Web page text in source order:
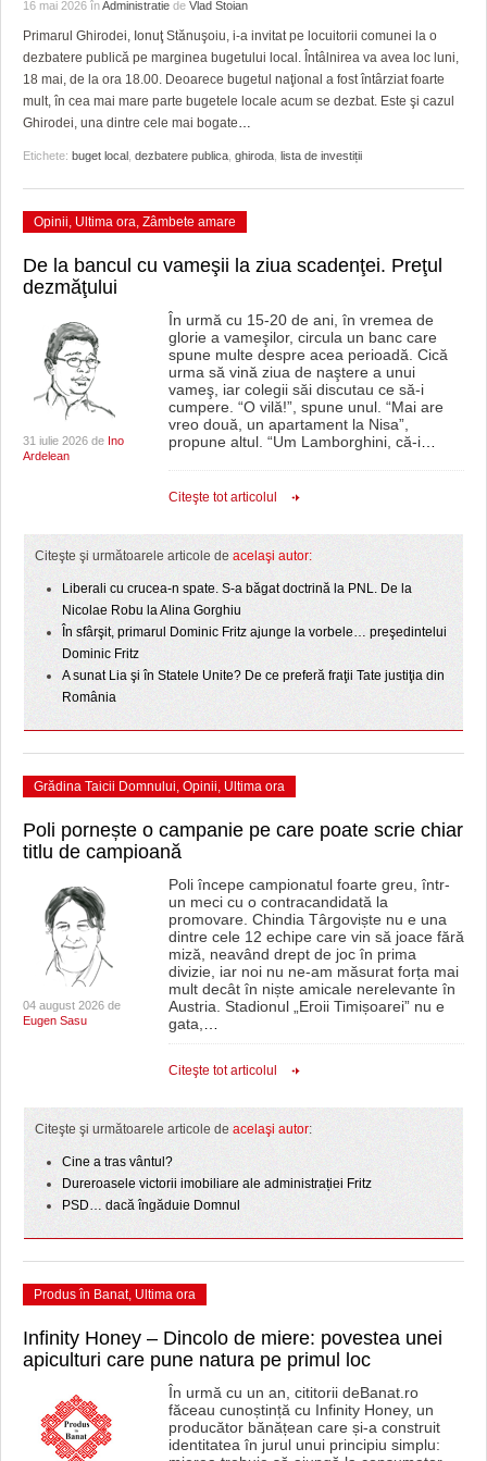
GRĂDINA TAICII DOMNULUI
ZIARISTU’ DE TERASĂ
CU OIŞTEA-N KIERKEGAARD
CRONICĂ DE FILM
UNDE MERGEM
FILME DOCUMENTARE
ACCIDENTE
ANUNŢURI
INFO SI UTILE
JUSTITIE
FILME DOCUMENTARE
CLIPURI VIDEO
JOCURI ONLINE
DIVERSE
FARMACII DIN TIMIŞOARA
HARTA TIMIŞOAREI
LICEE, ŞCOLI ŞI GRĂDINIŢE DIN TIMIŞ
PRIMĂRIILE DIN TIMIŞ
SFATUL MEDICULUI
SFATURI JURIDICE
16 mai 2026 înAdministratie de Vlad Stoian
Primarul Ghirodei, Ionuţ Stănuşoiu, i-a invitat pe locuitorii comunei la o
dezbatere publică pe marginea bugetului local. Întâlnirea va avea loc luni,
18 mai, de la ora 18.00. Deoarece bugetul naţional a fost întârziat foarte
mult, în cea mai mare parte bugetele locale acum se dezbat. Este şi cazul
Ghirodei, una dintre cele mai bogate…
Etichete: buget local dezbatere publica ghiroda lista de investiții
Opinii, Ultima ora, Zâmbete amare
De la bancul cu vameşii la ziua scadenţei. Preţul
dezmăţului
31 iulie 2026 de Ino
Ardelean
În urmă cu 15-20 de ani, în vremea de
glorie a vameşilor, circula un banc care
spune multe despre acea perioadă. Cică
urma să vină ziua de naştere a unui
vameş, iar colegii săi discutau ce să-i
cumpere. “O vilă!”, spune unul. “Mai are
vreo două, un apartament la Nisa”,
propune altul. “Um Lamborghini, că-i…
Citeşte tot articolul
Citeşte şi următoarele articole de acelaşi autor:
Liberali cu crucea-n spate. S-a băgat doctrină la PNL. De la
Nicolae Robu la Alina Gorghiu
În sfârşit, primarul Dominic Fritz ajunge la vorbele… preşedintelui
Dominic Fritz
A sunat Lia şi în Statele Unite? De ce preferă fraţii Tate justiţia din
România
Grădina Taicii Domnului, Opinii, Ultima ora
Poli pornește o campanie pe care poate scrie chiar
titlu de campioană
04 august 2026 de
Eugen Sasu
Poli începe campionatul foarte greu, într-
un meci cu o contracandidată la
promovare. Chindia Târgoviște nu e una
dintre cele 12 echipe care vin să joace fără
miză, neavând drept de joc în prima
divizie, iar noi nu ne-am măsurat forța mai
mult decât în niște amicale nerelevante în
Austria. Stadionul „Eroii Timișoarei” nu e
gata,…
Citeşte tot articolul
Citeşte şi următoarele articole de acelaşi autor:
Cine a tras vântul?
Dureroasele victorii imobiliare ale administrației Fritz
PSD… dacă îngăduie Domnul
Produs în Banat, Ultima ora
Infinity Honey – Dincolo de miere: povestea unei
apiculturi care pune natura pe primul loc
În urmă cu un an, cititorii deBanat.ro
făceau cunoștință cu Infinity Honey, un
producător bănățean care și-a construit
identitatea în jurul unui principiu simplu: